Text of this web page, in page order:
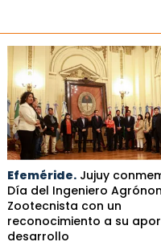
Efeméride. Jujuy
Día del Ingeniero
Zootecnista con un
reconocimiento a su
desarrollo